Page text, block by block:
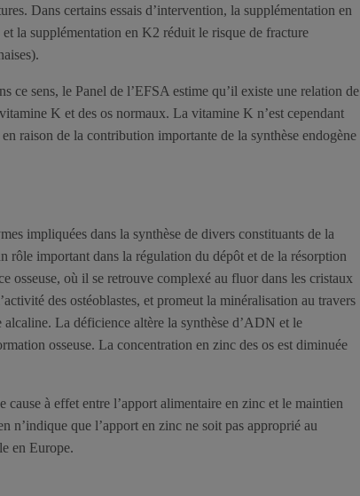
Dans certains essais d’intervention, la supplémentation en
la supplémentation en K2 réduit le risque de fracture
ce sens, le Panel de l’EFSA estime qu’il existe une relation de
K et des os normaux. La vitamine K n’est cependant
raison de la contribution importante de la synthèse endogène
impliquées dans la synthèse de divers constituants de la
rôle important dans la régulation du dépôt et de la résorption
osseuse, où il se retrouve complexé au fluor dans les cristaux
des ostéoblastes, et promeut la minéralisation au travers
alcaline. La déficience altère la synthèse d’ADN et le
osseuse. La concentration en zinc des os est diminuée
cause à effet entre l’apport alimentaire en zinc et le maintien
n’indique que l’apport en zinc ne soit pas approprié au
en Europe.